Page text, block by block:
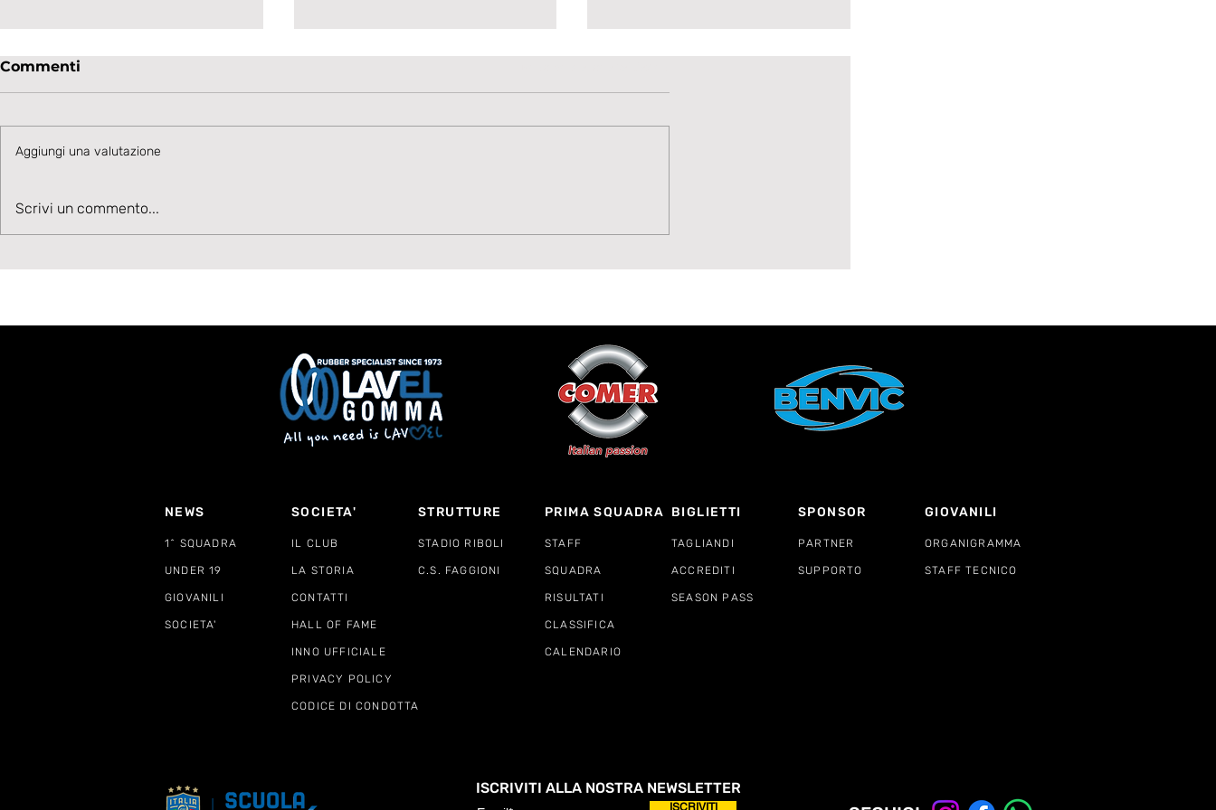
Talento in accelerazione:
Commenti
Aggiungi una valutazione
Scrivi un commento...
NEWS SOCIETA' STRUTTURE PRIMA SQUADRA BIGLIETTI SPONSOR
1^ SQUADRA IL CLUB STADIO RIBOLI STAFF TAGLIANDI PARTNER
UNDER 19 LA STORIA C.S. FAGGIONI SQUADRA ACCREDITI SUPPORTO
GIOVANILI CONTATTI
SOCIETA' HALL OF FAME
INNO UFFICIALE
RISULTATI SEASON PASS
CLASSIFICA
CALENDARIO
GIOVANILI
ORGANIGRAMMA
STAFF TECNICO
PRIVACY POLICY
CODICE DI CONDOTTA
ISCRIVITI ALLA NOSTRA NEWSLETTER